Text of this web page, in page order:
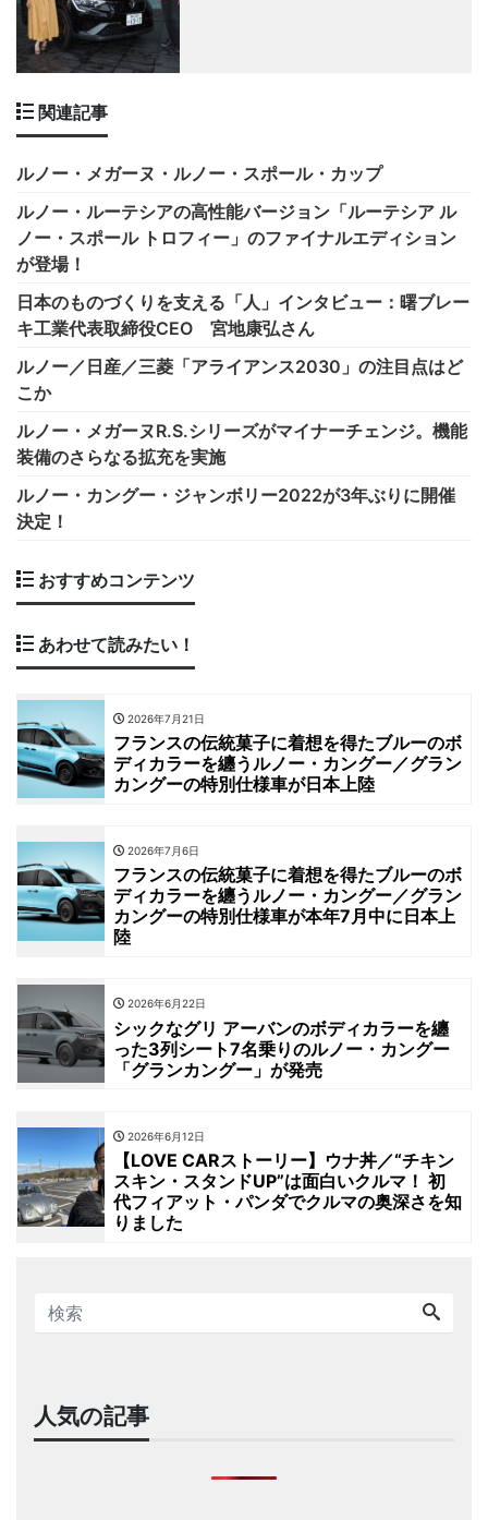
関連記事
ルノー・メガーヌ・ルノー・スポール・カップ
ルノー・ルーテシアの高性能バージョン「ルーテシア ル
ノー・スポール トロフィー」のファイナルエディション
が登場！
日本のものづくりを支える「人」インタビュー：曙ブレー
キ工業代表取締役CEO 宮地康弘さん
ルノー／日産／三菱「アライアンス2030」の注目点はど
こか
ルノー・メガーヌR.S.シリーズがマイナーチェンジ。機能
装備のさらなる拡充を実施
ルノー・カングー・ジャンボリー2022が3年ぶりに開催
決定！
おすすめコンテンツ
あわせて読みたい！
2026年7月21日
フランスの伝統菓子に着想を得たブルーのボ
ディカラーを纏うルノー・カングー／グラン
カングーの特別仕様車が日本上陸
2026年7月6日
フランスの伝統菓子に着想を得たブルーのボ
ディカラーを纏うルノー・カングー／グラン
カングーの特別仕様車が本年7月中に日本上
陸
2026年6月22日
シックなグリ アーバンのボディカラーを纏
った3列シート7名乗りのルノー・カングー
「グランカングー」が発売
2026年6月12日
【LOVE CARストーリー】ウナ丼／“チキン
スキン・スタンドUP”は面白いクルマ！ 初
代フィアット・パンダでクルマの奥深さを知
りました
人気の記事